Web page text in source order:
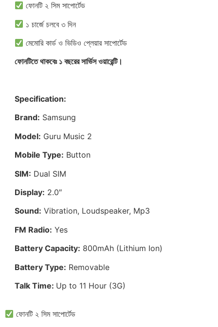
ফোনটি ২ সিম সাপোর্টেড
১ চার্জে চলবে ৩ দিন
মেমোরি কার্ড ও ভিডিও প্লেয়ার সাপোর্টেড
ফোনটিতে থাকবেঃ ১ বছরের সার্ভিস ওয়ারেন্টি।
Specification:
Brand: Samsung
Model: Guru Music 2
Mobile Type: Button
SIM: Dual SIM
Display: 2.0″
Sound: Vibration, Loudspeaker, Mp3
FM Radio: Yes
Battery Capacity: 800mAh (Lithium Ion)
Battery Type: Removable
Talk Time: Up to 11 Hour (3G)
ফোনটি ২ সিম সাপোর্টেড